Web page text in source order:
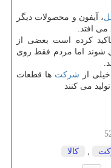
، آیفون و محصولات دیگر
می افتد.
تاكید كرده است بعضی از
شوند اما مردم فقط روی
از شركت ها قطعات
می كنند
كالا